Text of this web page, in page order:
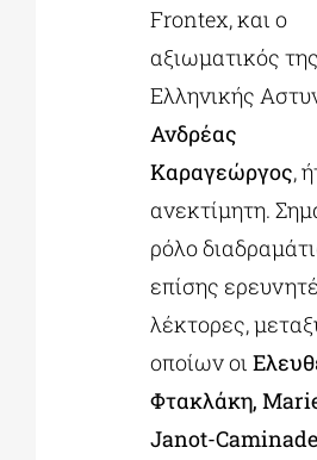
Frontex, και ο
αξιωματικός της
Ελληνικής
Ανδρέας
Καραγεώργος,
ανεκτίμητη.
ρόλο
επίσης
λέκτορες,
οποίων οι
Φτακλάκη,
Janot-